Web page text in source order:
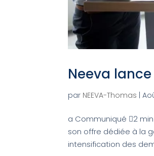
Neeva lance
par NEEVA-Thomas |
a Communiqué 2
son offre dédiée à la
intensification des